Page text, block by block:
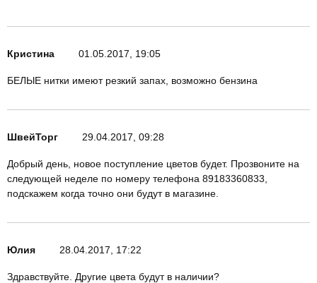
Кристина 01.05.2017, 19:05
БЕЛЫЕ нитки имеют резкий запах, возможно бензина
ШвейТорг 29.04.2017, 09:28
Добрый день, новое поступление цветов будет. Прозвоните на
следующей неделе по номеру телефона 89183360833,
подскажем когда точно они будут в магазине.
Юлия 28.04.2017, 17:22
Здравствуйте. Другие цвета будут в наличии?